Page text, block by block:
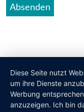
Diese Seite nutzt
um ihre Dienste
Werbung
anzuzeigen. Ich bin